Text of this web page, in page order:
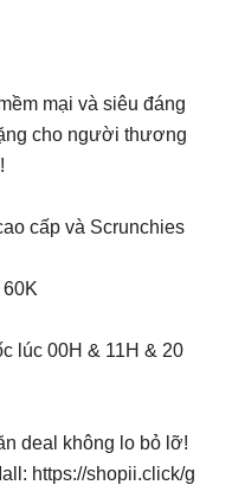
mại và siêu đáng
cho người thương
cấp và Scrunchies
lúc 00H & 11H & 20
deal không lo bỏ lỡ!
https://shopii.click/g